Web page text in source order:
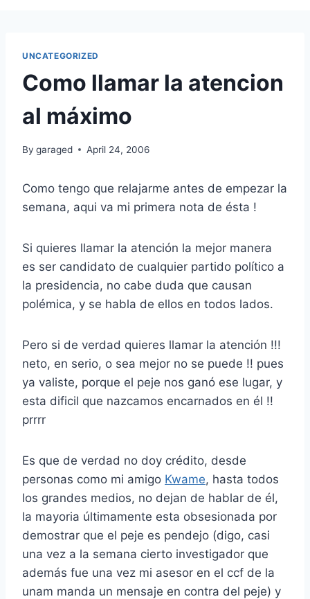
UNCATEGORIZED
Como llamar la atencion
al máximo
By garaged April 24, 2006
Como tengo que relajarme antes de empezar la
semana, aqui va mi primera nota de ésta !
Si quieres llamar la atención la mejor manera
es ser candidato de cualquier partido político a
la presidencia, no cabe duda que causan
polémica, y se habla de ellos en todos lados.
Pero si de verdad quieres llamar la atención !!!
neto, en serio, o sea mejor no se puede !! pues
ya valiste, porque el peje nos ganó ese lugar, y
esta dificil que nazcamos encarnados en él !!
prrrr
Es que de verdad no doy crédito, desde
personas como mi amigo Kwame, hasta todos
los grandes medios, no dejan de hablar de él,
la mayoria últimamente esta obsesionada por
demostrar que el peje es pendejo (digo, casi
una vez a la semana cierto investigador que
además fue una vez mi asesor en el ccf de la
unam manda un mensaje en contra del peje) y